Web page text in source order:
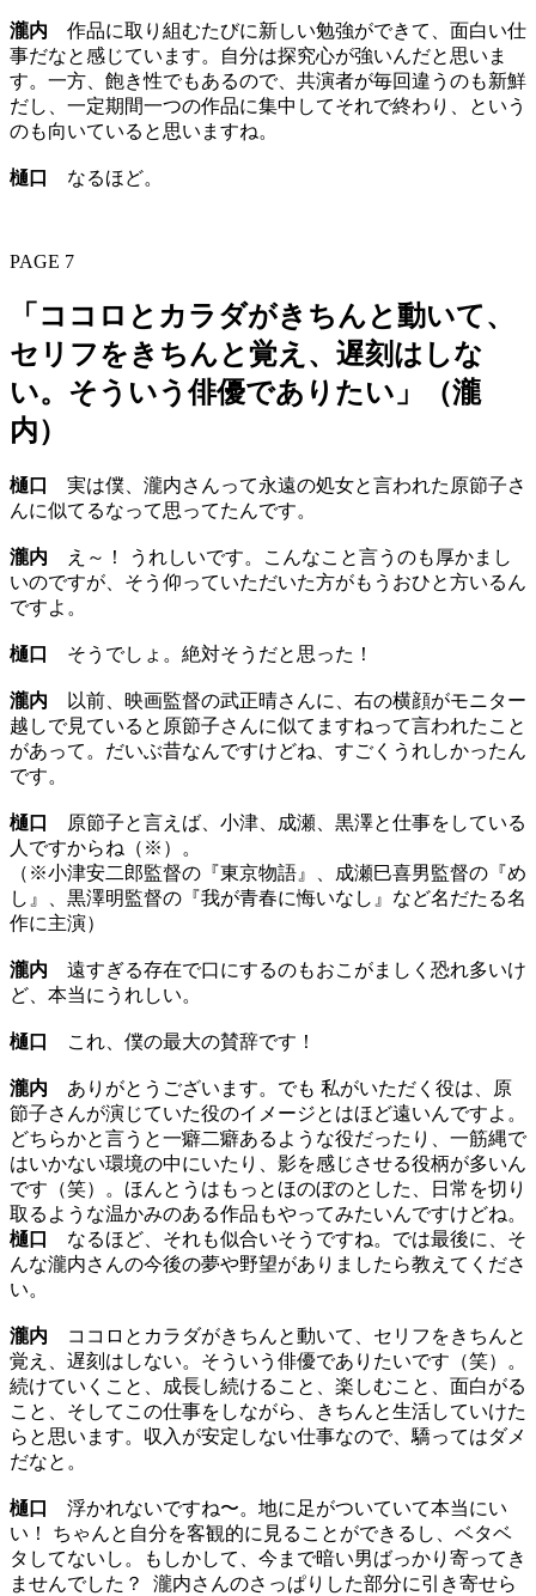
瀧内 作品に取り組むたびに新しい勉強ができて、面白い仕
事だなと感じています。自分は探究心が強いんだと思いま
す。一方、飽き性でもあるので、共演者が毎回違うのも新鮮
だし、一定期間一つの作品に集中してそれで終わり、という
のも向いていると思いますね。
樋口 なるほど。
PAGE 7
「ココロとカラダがきちんと動いて、
セリフをきちんと覚え、遅刻はしな
い。そういう俳優でありたい」（瀧
内）
樋口
実は僕、瀧内さんって永遠の処女と言われた原節子さ
んに似てるなって思ってたんです。
瀧内 え～！ うれしいです。こんなこと言うのも厚かまし
いのですが、そう仰っていただいた方がもうおひと方いるん
ですよ。
樋口 そうでしょ。絶対そうだと思った！
瀧内 以前、映画監督の武正晴さんに、右の横顔がモニター
越しで見ていると原節子さんに似てますねって言われたこと
があって。だいぶ昔なんですけどね、すごくうれしかったん
です。
樋口
原節子と言えば、小津、成瀬、黒澤と仕事をしている
人ですからね（※）。
（※小津安二郎監督の『東京物語』、成瀬巳喜男監督の『め
し』、黒澤明監督の『我が青春に悔いなし』など名だたる名
作に主演）
瀧内 遠すぎる存在で口にするのもおこがましく恐れ多いけ
ど、本当にうれしい。
樋口 これ、僕の最大の賛辞です！
瀧内 ありがとうございます。でも 私がいただく役は、原
節子さんが演じていた役のイメージとはほど遠いんですよ。
どちらかと言うと一癖二癖あるような役だったり、一筋縄で
はいかない環境の中にいたり、影を感じさせる役柄が多いん
です（笑）。ほんとうはもっとほのぼのとした、日常を切り
取るような温かみのある作品もやってみたいんですけどね。
樋口
なるほど、それも似合いそうですね。では最後に、そ
んな瀧内さんの今後の夢や野望がありましたら教えてくださ
い。
瀧内 ココロとカラダがきちんと動いて、セリフをきちんと
覚え、遅刻はしない。そういう俳優でありたいです（笑）。
続けていくこと、成長し続けること、楽しむこと、面白がる
こと、そしてこの仕事をしながら、きちんと生活していけた
らと思います。収入が安定しない仕事なので、驕ってはダメ
だなと。
樋口
浮かれないですね〜。地に足がついていて本当にい
い！ ちゃんと自分を客観的に見ることができるし、ベタベ
タしてないし。もしかして、今まで暗い男ばっかり寄ってき
ませんでした？ 瀧内さんのさっぱりした部分に引き寄せら